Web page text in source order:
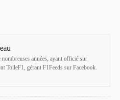
années, ayant officié sur
ToileF1, gérant F1Feeds sur Facebook.